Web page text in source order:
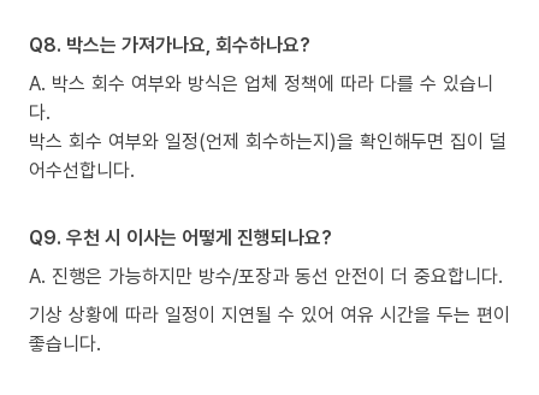
Q8. 박스는 가져가나요, 회수하나요?
A. 박스 회수 여부와 방식은 업체 정책에 따라 다를 수 있습니
다.
박스 회수 여부와 일정(언제 회수하는지)을 확인해두면 집이 덜
어수선합니다.
Q9. 우천 시 이사는 어떻게 진행되나요?
A. 진행은 가능하지만 방수/포장과 동선 안전이 더 중요합니다.
기상 상황에 따라 일정이 지연될 수 있어 여유 시간을 두는 편이
좋습니다.